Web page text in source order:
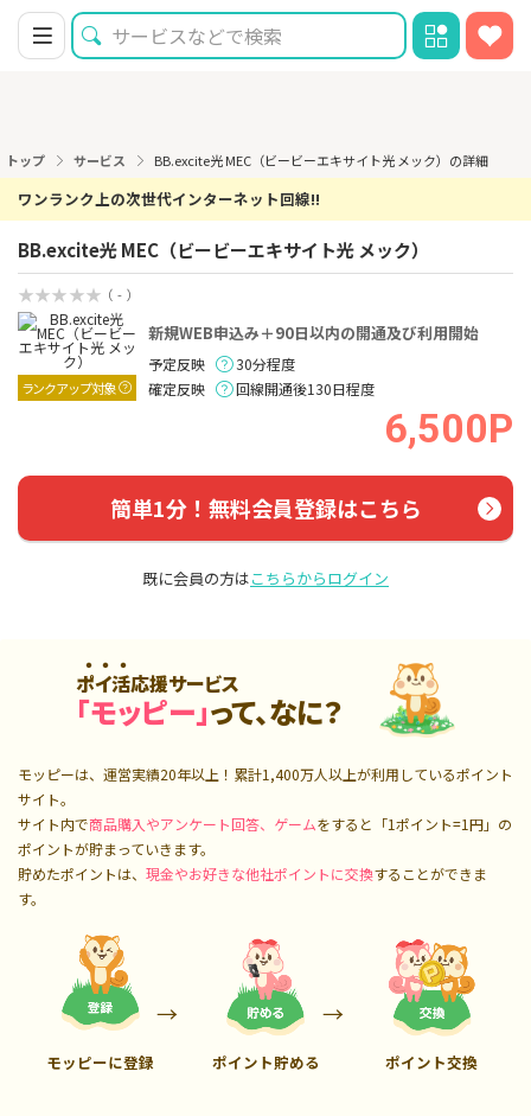
トップ サービス BB.excite光 MEC（ビービーエキサイト光 メック）の詳細
ワンランク上の次世代インターネット回線!!
BB.excite光 MEC（ビービーエキサイト光 メック）
（ - ）
ランクアップ対象
新規WEB申込み＋90日以内の開通及び利用開始
予定反映
30分程度
確定反映
回線開通後130日程度
6,500P
簡単1分！無料会員登録はこちら
既に会員の方はこちらからログイン
ポイ活応援サービス
「モッピー」って、なに？
モッピーは、運営実績20年以上！累計1,400万人以上が利用しているポイント
サイト。
サイト内で商品購入やアンケート回答、ゲームをすると「1ポイント=1円」の
ポイントが貯まっていきます。
貯めたポイントは、 現金やお好きな他社ポイントに交換することができま
す。
モッピーに登録 ポイント貯める ポイント交換